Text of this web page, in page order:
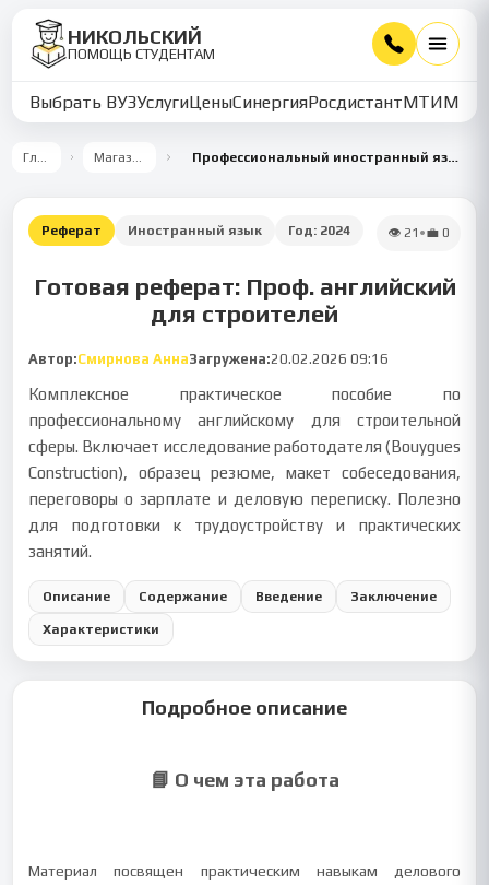
НИКОЛЬСКИЙ
ПОМОЩЬ СТУДЕНТАМ
Выбрать ВУЗУслугиЦеныСинергияРосдистантМТИММУ
Главная Магазин работ Профессиональный иностранный язык: деловое общение и подготовка к трудоустройству в строительстве
Реферат Иностранный язык Год: 2024 👁 21 •💼 0
Готовая реферат: Проф. английский
для строителей
Автор:Смирнова АннаЗагружена:20.02.2026 09:16
Комплексное практическое пособие по
профессиональному английскому для строительной
сферы. Включает исследование работодателя (Bouygues
Construction), образец резюме, макет собеседования,
переговоры о зарплате и деловую переписку. Полезно
для подготовки к трудоустройству и практических
занятий.
Описание Содержание Введение Заключение
Характеристики
Подробное описание
📘 О чем эта работа
Материал посвящен практическим навыкам делового